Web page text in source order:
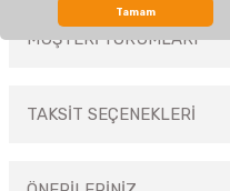
Tamam
MÜŞTERİ YORUMLARI
TAKSİT SEÇENEKLERİ